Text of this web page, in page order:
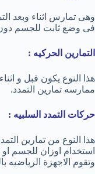
وهى تمارس اثناء وبعد
فى وضع ثابت للجسم
التمارين الحركيه :
هذا النوع يكون قبل و
ممارسه تمارين التمدد.
حركات التمدد السلبيه :
هذا النوع من تمارين
استخدام اوزان للجسم او
وتقوم الاجهزة الرياضيه